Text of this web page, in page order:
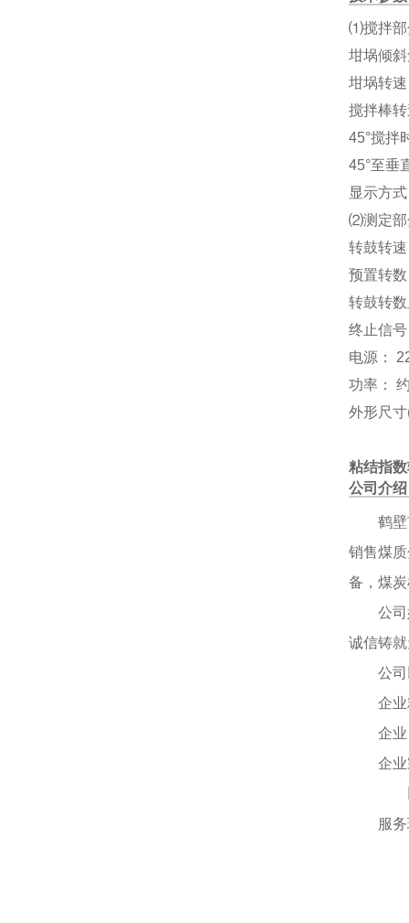
⑴搅拌部
坩埚倾
坩埚转
搅拌棒
45°搅拌
45°至垂
显示方
⑵测定部
转鼓转
预置转
转鼓转
终止信
电源：
功率：
外形尺
粘结指
公司介绍
鹤
销售煤
备，煤
公
诚信铸
公
企
企
企
服